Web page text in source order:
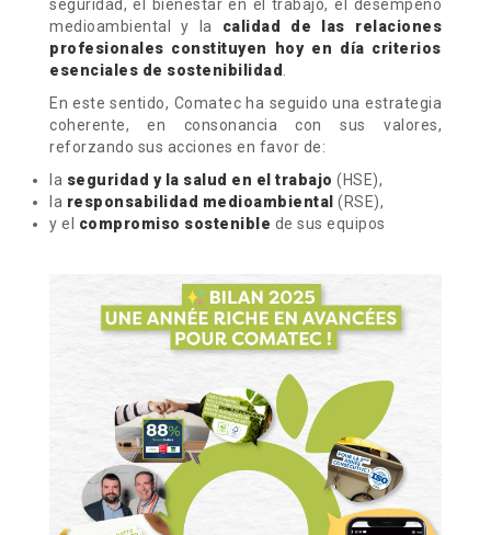
seguridad, el bienestar en el trabajo, el desempeño
medioambiental y la
calidad de las relaciones
profesionales constituyen hoy en día criterios
esenciales de sostenibilidad
En este sentido, Comatec ha seguido una estrategia
coherente, en consonancia con sus valores,
reforzando sus acciones en favor de:
la seguridad y la salud en el trabajo (HSE),
la responsabilidad medioambiental (RSE),
y el compromiso sostenible de sus equipos